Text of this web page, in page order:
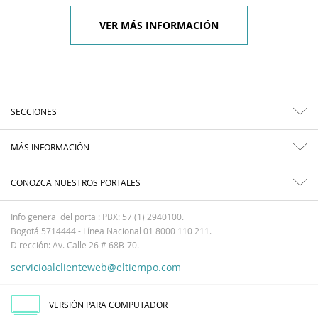
VER MÁS INFORMACIÓN
SECCIONES
MÁS INFORMACIÓN
CONOZCA NUESTROS PORTALES
Info general del portal: PBX: 57 (1) 2940100.
Bogotá 5714444 - Línea Nacional 01 8000 110 211.
Dirección: Av. Calle 26 # 68B-70.
servicioalclienteweb@eltiempo.com
VERSIÓN PARA COMPUTADOR